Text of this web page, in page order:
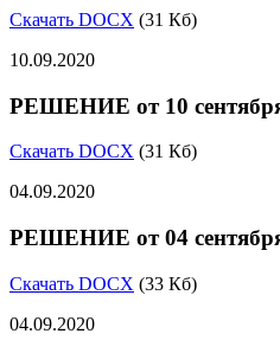
Скачать DOCX (31 Кб)
10.09.2020
РЕШЕНИЕ от 10
Скачать DOCX (31 Кб)
04.09.2020
РЕШЕНИЕ от 04
Скачать DOCX (33 Кб)
04.09.2020